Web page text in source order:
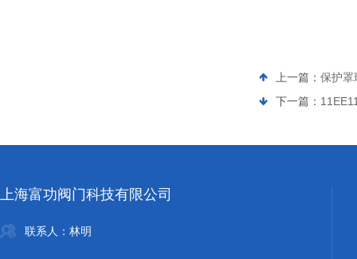
上一篇： 保护罩
下一篇：
上海富功阀门科技有限公司
联系人：林明